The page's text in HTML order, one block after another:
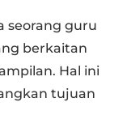
seorang guru
berkaitan
Hal ini
tujuan